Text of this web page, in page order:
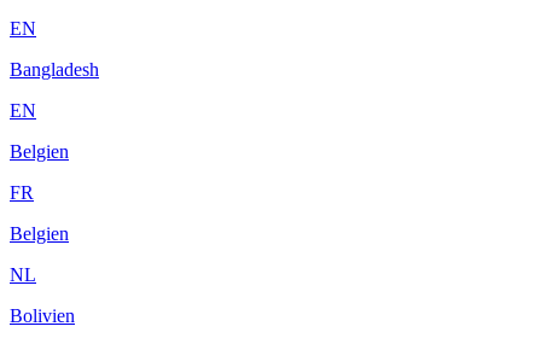
EN
Bangladesh
EN
Belgien
FR
Belgien
NL
Bolivien